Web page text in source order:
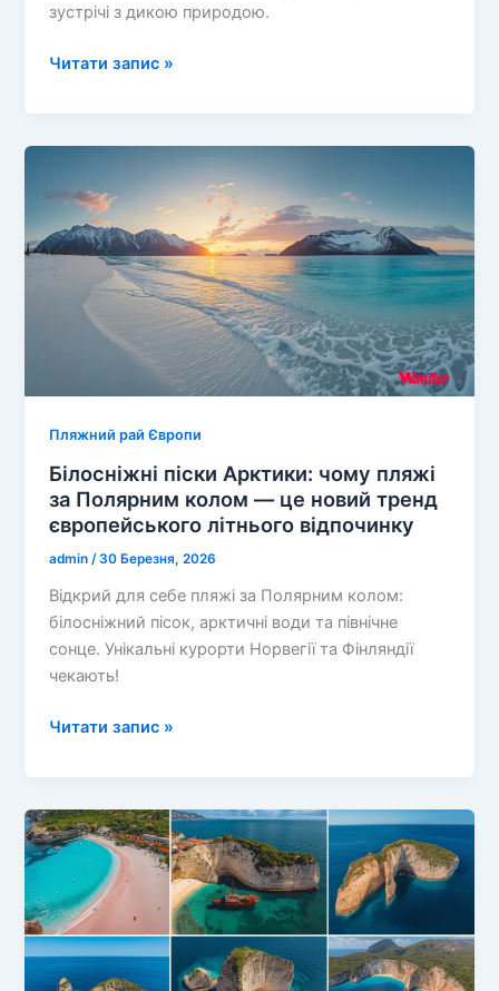
зустрічі з дикою природою.
Приховані
7
локацій
для
ідеальної
втечі
натовпів
Читати запис »
Пляжний рай Європи
Білосніжні піски Арктики: чому пляжі
за Полярним колом — це новий тренд
європейського літнього відпочинку
admin/30 Березня, 2026
Відкрий для себе пляжі за Полярним колом:
білосніжний пісок, арктичні води та північне
сонце. Унікальні курорти Норвегії та Фінляндії
чекають!
Білосніжні
чому
пляжі
за
Полярним
колом
—
це
Читати запис »